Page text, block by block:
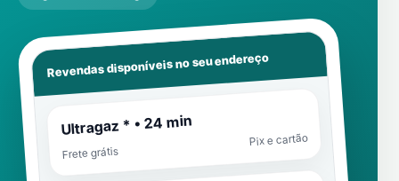
Revendas disponíveis no seu endereço
Ultragaz * • 24 min
Frete grátis
Pix e cartão